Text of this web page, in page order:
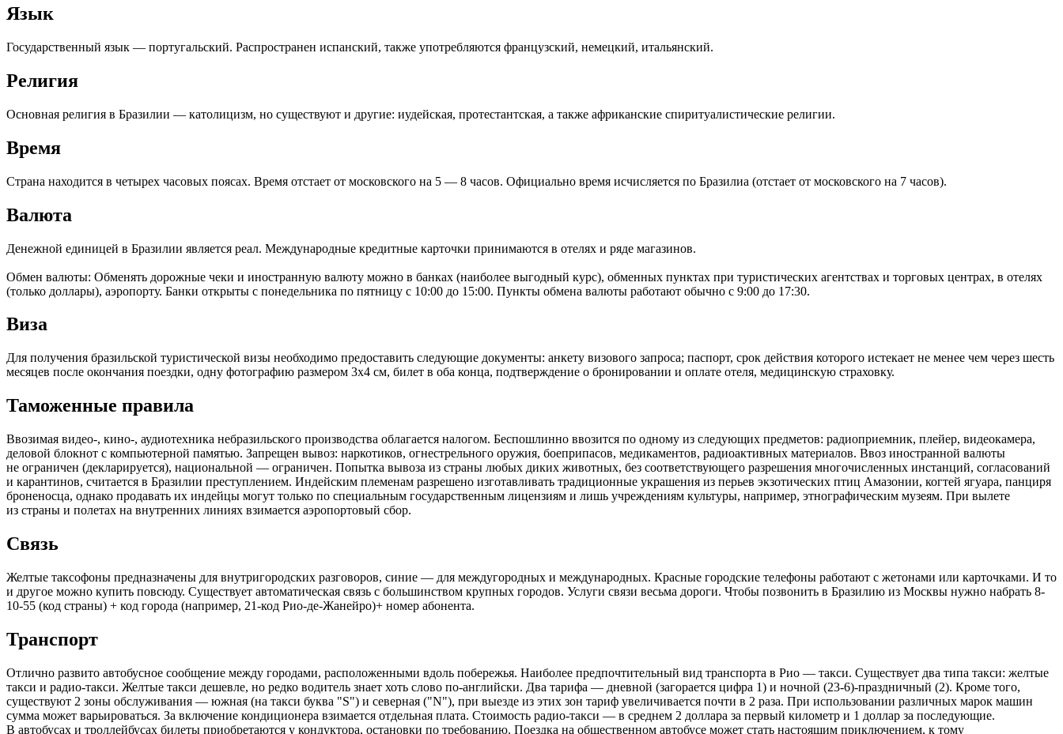
Язык
Государственный язык — португальский. Распространен испанский, также употребляются французский, немецкий, итальянский.
Религия
Основная религия в Бразилии — католицизм, но существуют и другие: иудейская, протестантская, а также африканские спиритуалистические религии.
Время
Страна находится в четырех часовых поясах. Время отстает от московского на 5 — 8 часов. Официально время исчисляется по Бразилиа (отстает от московского на 7 часов).
Валюта
Денежной единицей в Бразилии является реал. Международные кредитные карточки принимаются в отелях и ряде магазинов.
Обмен валюты: Обменять дорожные чеки и иностранную валюту можно в банках (наиболее выгодный курс), обменных пунктах при туристических агентствах и торговых центрах, в отелях
(только доллары), аэропорту. Банки открыты с понедельника по пятницу с 10:00 до 15:00. Пункты обмена валюты работают обычно с 9:00 до 17:30.
Виза
Для получения бразильской туристической визы необходимо предоставить следующие документы: анкету визового запроса; паспорт, срок действия которого истекает не менее чем через шесть
месяцев после окончания поездки, одну фотографию размером 3х4 см, билет в оба конца, подтверждение о бронировании и оплате отеля, медицинскую страховку.
Таможенные правила
Ввозимая видео-, кино-, аудиотехника небразильского производства облагается налогом. Беспошлинно ввозится по одному из следующих предметов: радиоприемник, плейер, видеокамера,
деловой блокнот с компьютерной памятью. Запрещен вывоз: наркотиков, огнестрельного оружия, боеприпасов, медикаментов, радиоактивных материалов. Ввоз иностранной валюты
не ограничен (декларируется), национальной — ограничен. Попытка вывоза из страны любых диких животных, без соответствующего разрешения многочисленных инстанций, согласований
и карантинов, считается в Бразилии преступлением. Индейским племенам разрешено изготавливать традиционные украшения из перьев экзотических птиц Амазонии, когтей ягуара, панциря
броненосца, однако продавать их индейцы могут только по специальным государственным лицензиям и лишь учреждениям культуры, например, этнографическим музеям. При вылете
из страны и полетах на внутренних линиях взимается аэропортовый сбор.
Связь
Желтые таксофоны предназначены для внутригородских разговоров, синие — для междугородных и международных. Красные городские телефоны работают с жетонами или карточками. И то
и другое можно купить повсюду. Существует автоматическая связь с большинством крупных городов. Услуги связи весьма дороги. Чтобы позвонить в Бразилию из Москвы нужно набрать 8-
10-55 (код страны) + код города (например, 21-код Рио-де-Жанейро)+ номер абонента.
Транспорт
Отлично развито автобусное сообщение между городами, расположенными вдоль побережья. Наиболее предпочтительный вид транспорта в Рио — такси. Существует два типа такси: желтые
такси и радио-такси. Желтые такси дешевле, но редко водитель знает хоть слово по-английски. Два тарифа — дневной (загорается цифра 1) и ночной (23-6)-праздничный (2). Кроме того,
существуют 2 зоны обслуживания — южная (на такси буква "S") и северная ("N"), при выезде из этих зон тариф увеличивается почти в 2 раза. При использовании различных марок машин
сумма может варьироваться. За включение кондиционера взимается отдельная плата. Стоимость радио-такси — в среднем 2 доллара за первый километр и 1 доллар за последующие.
В автобусах и троллейбусах билеты приобретаются у кондуктора, остановки по требованию. Поездка на общественном автобусе может стать настоящим приключением, к тому